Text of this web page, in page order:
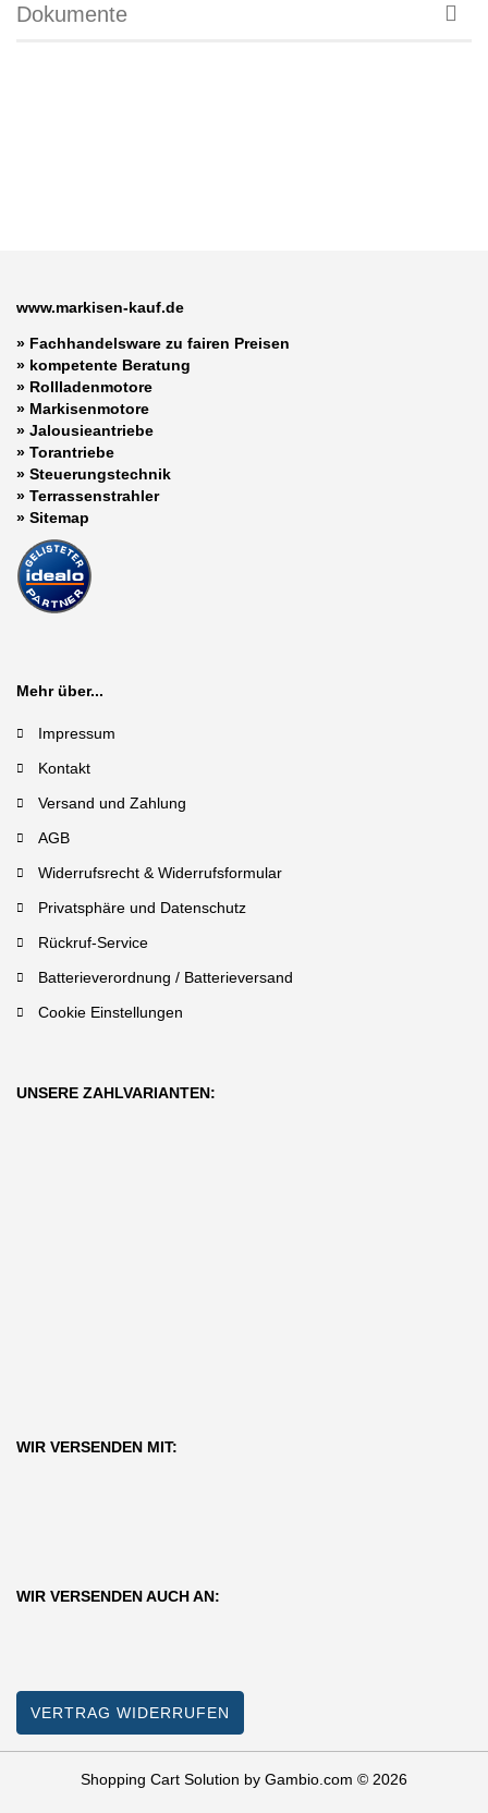
Dokumente
www.markisen-kauf.de
» Fachhandelsware zu fairen Preisen
» kompetente Beratung
» Rollladenmotore
» Markisenmotore
» Jalousieantriebe
» Torantriebe
» Steuerungstechnik
» Terrassenstrahler
» Sitemap
Mehr über...
Impressum
Kontakt
Versand und Zahlung
AGB
Widerrufsrecht & Widerrufsformular
Privatsphäre und Datenschutz
Rückruf-Service
Batterieverordnung / Batterieversand
Cookie Einstellungen
UNSERE ZAHLVARIANTEN:
WIR VERSENDEN MIT:
WIR VERSENDEN AUCH AN:
VERTRAG WIDERRUFEN
Shopping Cart Solution by Gambio.com © 2026